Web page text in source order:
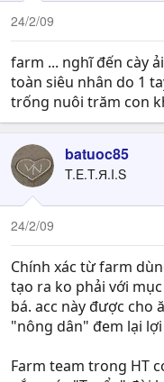
24/2/09
farm ... nghĩ đến cày
toàn siêu nhân do 1
trống nuôi trăm con
batuoc85
T.E.T.Я.I.S
24/2/09
Chính xác từ farm
tạo ra ko phải với
bá. acc này được cho
"nông dân" đem lại
Farm team trong HT